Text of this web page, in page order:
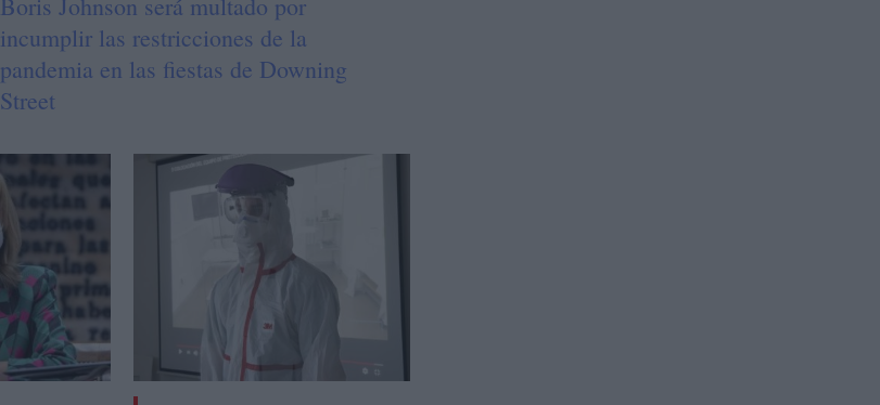
incumplir las restricciones de la
pandemia en las fiestas de Downing
Street